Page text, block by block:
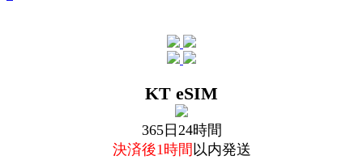
KT eSIM
365日24時間
決済後1時間以内発送